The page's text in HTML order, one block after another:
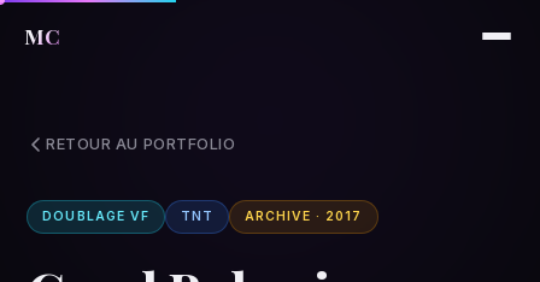
MC
RETOUR AU PORTFOLIO
DOUBLAGE VF TNT ARCHIVE · 2017